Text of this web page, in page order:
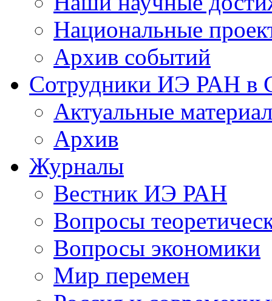
Национальные
Архив событий
Сотрудники ИЭ РАН
Актуальные
Архив
Журналы
Вестник ИЭ РАН
Вопросы
Вопросы экономики
Мир перемен